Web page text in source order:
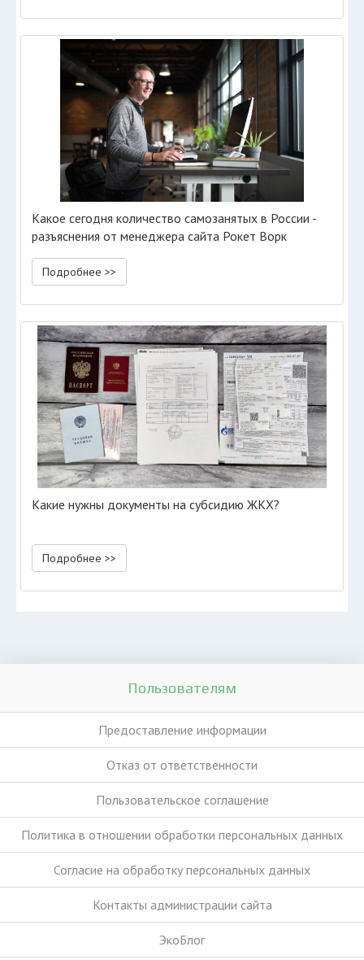
Какое сегодня количество самозанятых в России -
разъяснения от менеджера сайта Рокет Ворк
Подробнее >>
Какие нужны документы на субсидию ЖКХ?
Подробнее >>
Пользователям
Предоставление информации
Отказ от ответственности
Пользовательское соглашение
Политика в отношении обработки персональных данных
Согласие на обработку персональных данных
Контакты администрации сайта
ЭкоБлог